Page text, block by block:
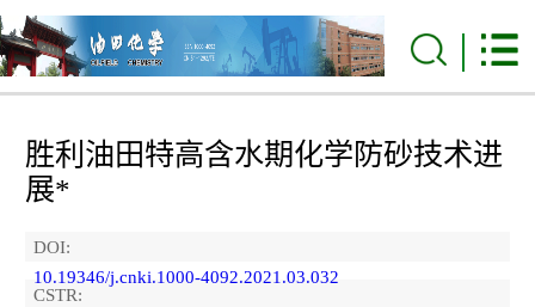
胜利油田特高含水期化学防砂技术进
展*
DOI:
10.19346/j.cnki.1000-4092.2021.03.032
CSTR: